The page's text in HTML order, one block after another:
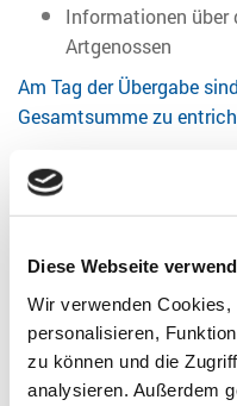
Diese Webseite
Wir verwenden
personalisieren,
zu können und die
analysieren. Außerdem
Informationen über
Artgenossen
Am Tag der Übergabe
Gesamtsumme zu
Zur Reservierung eines
Formular herunterladen
PDF-